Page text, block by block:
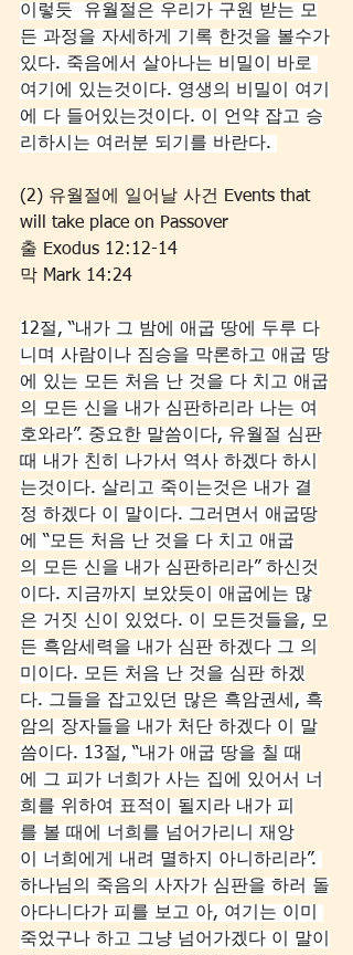
이렇듯  유월절은 우리가 구원 받는 모
든 과정을 자세하게 기록 한것을 볼수가
있다. 죽음에서 살아나는 비밀이 바로
여기에 있는것이다. 영생의 비밀이 여기
에 다 들어있는것이다. 이 언약 잡고 승
리하시는 여러분 되기를 바란다.
(2) 유월절에 일어날 사건 Events that
will take place on Passover
출 Exodus 12:12-14
막 Mark 14:24
12절, “내가 그 밤에 애굽 땅에 두루 다
니며 사람이나 짐승을 막론하고 애굽 땅
에 있는 모든 처음 난 것을 다 치고 애굽
의 모든 신을 내가 심판하리라 나는 여
호와라”. 중요한 말씀이다, 유월절 심판
때 내가 친히 나가서 역사 하겠다 하시
는것이다. 살리고 죽이는것은 내가 결
정 하겠다 이 말이다. 그러면서 애굽땅
에 “모든 처음 난 것을 다 치고 애굽
의 모든 신을 내가 심판하리라” 하신것
이다. 지금까지 보았듯이 애굽에는 많
은 거짓 신이 있었다. 이 모든것들을, 모
든 흑암세력을 내가 심판 하겠다 그 의
미이다. 모든 처음 난 것을 심판 하겠
다. 그들을 잡고있던 많은 흑암권세, 흑
암의 장자들을 내가 처단 하겠다 이 말
씀이다. 13절, “내가 애굽 땅을 칠 때
에 그 피가 너희가 사는 집에 있어서 너
희를 위하여 표적이 될지라 내가 피
를 볼 때에 너희를 넘어가리니 재앙
이 너희에게 내려 멸하지 아니하리라”.
하나님의 죽음의 사자가 심판을 하러 돌
아다니다가 피를 보고 아, 여기는 이미
죽었구나 하고 그냥 넘어가겠다 이 말이